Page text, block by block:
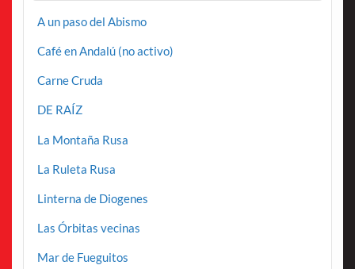
A un paso del Abismo
Café en Andalú (no activo)
Carne Cruda
DE RAÍZ
La Montaña Rusa
La Ruleta Rusa
Linterna de Diogenes
Las Órbitas vecinas
Mar de Fueguitos